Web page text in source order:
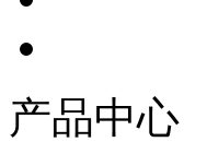
产品中心